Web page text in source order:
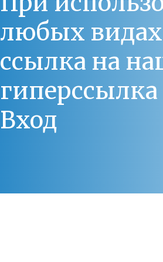
любых
ссылка на
Вход